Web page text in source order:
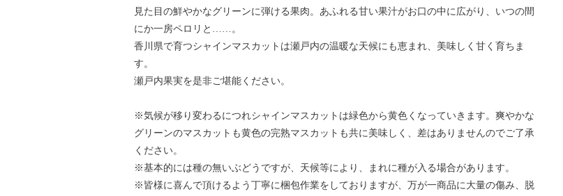
見た目の鮮やかなグリーンに弾ける果肉。あふれる甘い果汁がお口の中に広がり、いつの間
にか一房ペロリと……。
香川県で育つシャインマスカットは瀬戸内の温暖な天候にも恵まれ、美味しく甘く育ちま
す。
瀬戸内果実を是非ご堪能ください。
※気候が移り変わるにつれシャインマスカットは緑色から黄色くなっていきます。爽やかな
グリーンのマスカットも黄色の完熟マスカットも共に美味しく、差はありませんのでご了承
ください。
※基本的には種の無いぶどうですが、天候等により、まれに種が入る場合があります。
※皆様に喜んで頂けるよう丁寧に梱包作業をしておりますが、万が一商品に大量の傷み、脱